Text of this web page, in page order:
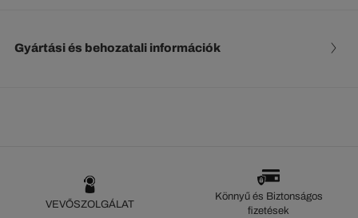
Gyártási és behozatali információk
VEVŐSZOLGÁLAT
Könnyű és Biztonságos
fizetések